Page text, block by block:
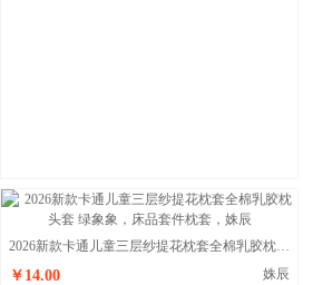
2026新款卡通儿童三层纱提花枕套全棉乳胶枕头套 绿象象
￥14.00 姝辰